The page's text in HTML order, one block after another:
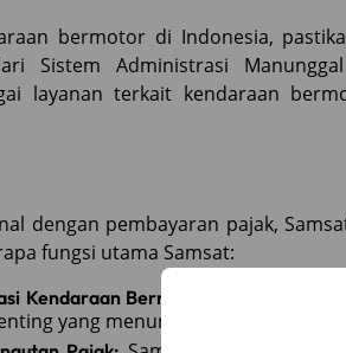
bermotor di Indonesia,
Sistem Administrasi
layanan terkait kendaraan
dengan pembayaran pajak,
fungsi utama Samsat:
Kendaraan Bermotor:
yang menunjukkan kepemilikan